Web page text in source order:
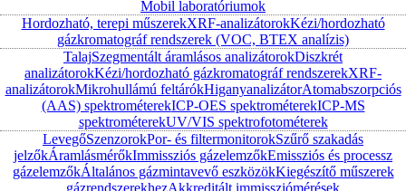
Mobil laboratóriumok
Hordozható, terepi műszerekXRF-analizátorokKézi/hordozható
gázkromatográf rendszerek (VOC, BTEX analízis)
TalajSzegmentált áramlásos analizátorokDiszkrét
analizátorokKézi/hordozható gázkromatográf rendszerekXRF-
analizátorokMikrohullámú feltárókHiganyanalizátorAtomabszorpciós
(AAS) spektrométerekICP-OES spektrométerekICP-MS
spektrométerekUV/VIS spektrofotométerek
LevegőSzenzorokPor- és filtermonitorokSzűrő szakadás
jelzőkÁramlásmérőkImmissziós gázelemzőkEmissziós és processz
gázelemzőkÁltalános gázmintavevő eszközökKiegészítő műszerek
gázrendszerekhezAkkreditált immissziómérések